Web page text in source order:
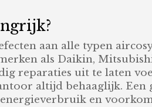
aan alle typen
als Daikin,
reparaties uit te laten
altijd behaaglijk. Een
en